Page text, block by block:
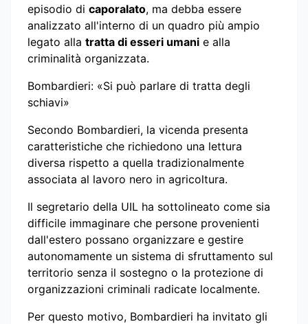
episodio di caporalato, ma debba essere
analizzato all'interno di un quadro più ampio
legato alla tratta di esseri umani e alla
criminalità organizzata.
Bombardieri: «Si può parlare di tratta degli
schiavi»
Secondo Bombardieri, la vicenda presenta
caratteristiche che richiedono una lettura
diversa rispetto a quella tradizionalmente
associata al lavoro nero in agricoltura.
Il segretario della UIL ha sottolineato come sia
difficile immaginare che persone provenienti
dall'estero possano organizzare e gestire
autonomamente un sistema di sfruttamento sul
territorio senza il sostegno o la protezione di
organizzazioni criminali radicate localmente.
Per questo motivo, Bombardieri ha invitato gli